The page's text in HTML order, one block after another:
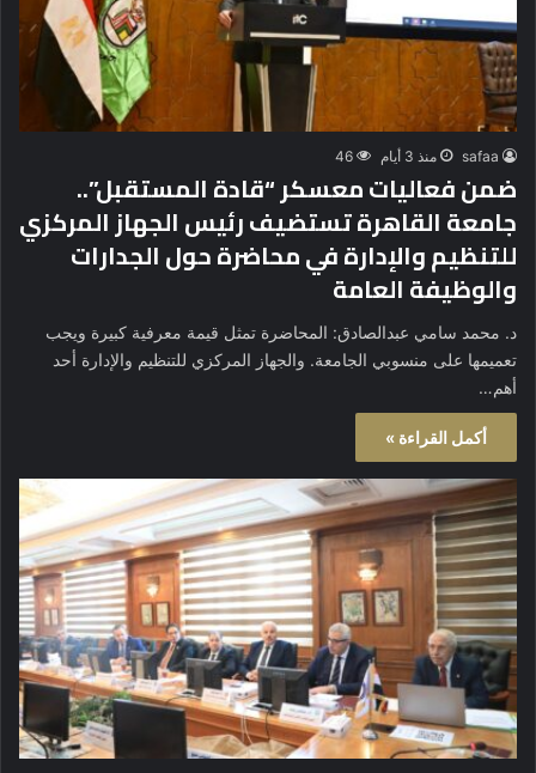
safaa منذ 3 أيام 46
ضمن فعاليات معسكر “قادة المستقبل”..
جامعة القاهرة تستضيف رئيس الجهاز المركزي
للتنظيم والإدارة في محاضرة حول الجدارات
والوظيفة العامة
د. محمد سامي عبدالصادق: المحاضرة تمثل قيمة معرفية كبيرة ويجب
تعميمها على منسوبي الجامعة. والجهاز المركزي للتنظيم والإدارة أحد
أهم…
أكمل القراءة »